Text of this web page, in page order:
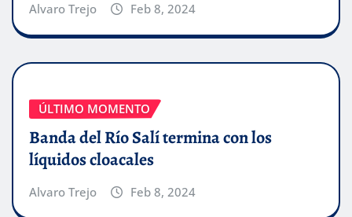
Alvaro Trejo Feb 8, 2024
ÚLTIMO MOMENTO
Banda del Río Salí termina con los
líquidos cloacales
Alvaro Trejo Feb 8, 2024